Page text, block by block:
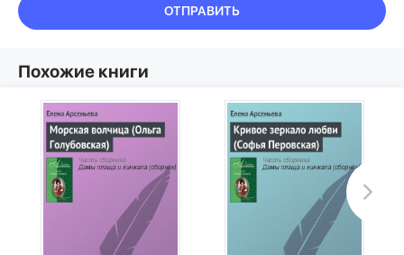
ОТПРАВИТЬ
Похожие книги